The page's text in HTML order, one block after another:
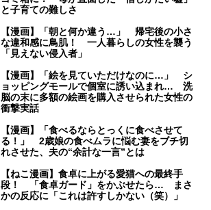
と子育ての難しさ
【漫画】「朝と何か違う…」 帰宅後の小さ
な違和感に鳥肌！ 一人暮らしの女性を襲う
「見えない侵入者」
【漫画】「絵を見ていただけなのに…」 シ
ョッピングモールで個室に誘い込まれ… 洗
脳の末に多額の絵画を購入させられた女性の
衝撃実話
【漫画】「食べるならとっくに食べさせて
る！」 2歳娘の食べムラに悩む妻をブチ切
れさせた、夫の“余計な一言”とは
【ねこ漫画】食卓に上がる愛猫への最終手
段！ 「食卓ガード」をかぶせたら… まさ
かの反応に「これは許すしかない（笑）」